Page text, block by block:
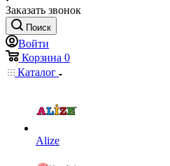
Заказать звонок
Поиск
Войти
Корзина 0
Каталог
Alize